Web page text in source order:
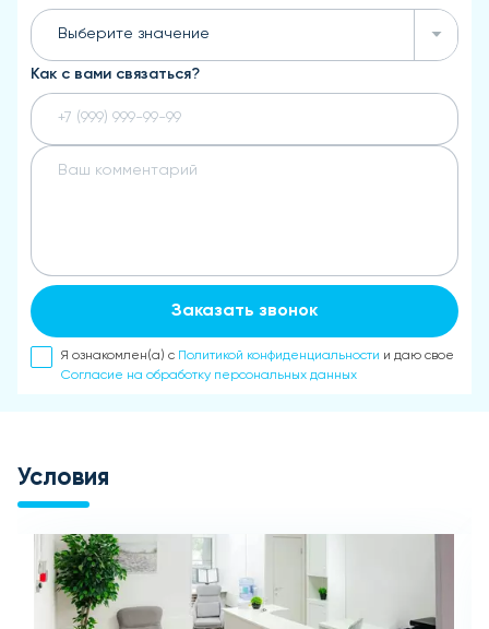
Выберите значение
Как с вами связаться?
Заказать звонок
Я ознакомлен(а) с Политикой конфиденциальности и даю свое
Согласие на обработку персональных данных
Условия